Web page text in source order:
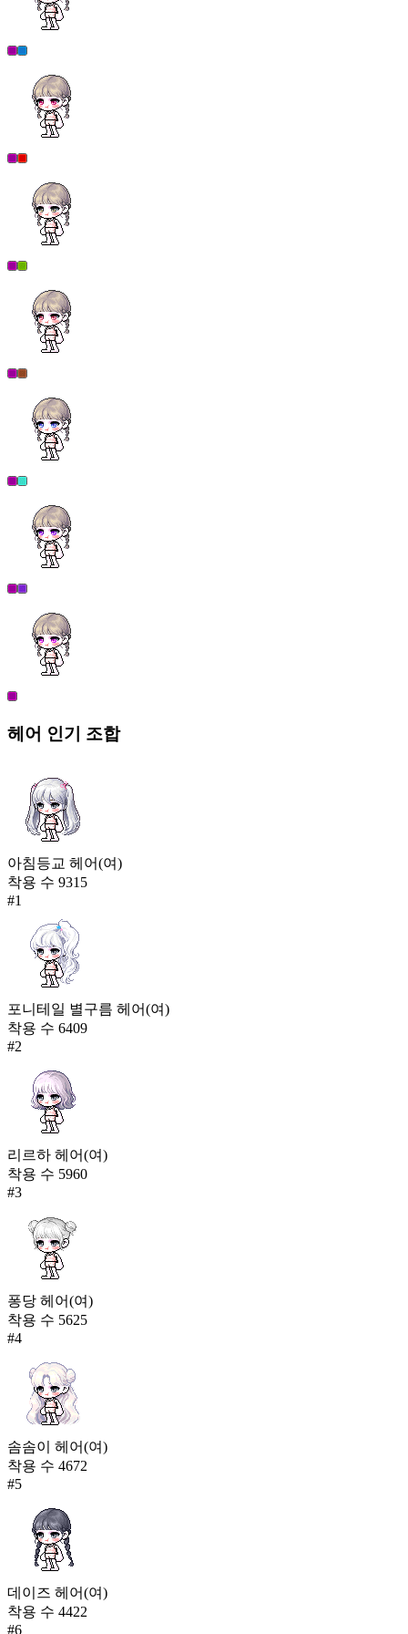
헤어 인기 조합
아침등교 헤어(여)
착용 수 9315
#1
포니테일 별구름 헤어(여)
착용 수 6409
#2
리르하 헤어(여)
착용 수 5960
#3
퐁당 헤어(여)
착용 수 5625
#4
솜솜이 헤어(여)
착용 수 4672
#5
데이즈 헤어(여)
착용 수 4422
#6